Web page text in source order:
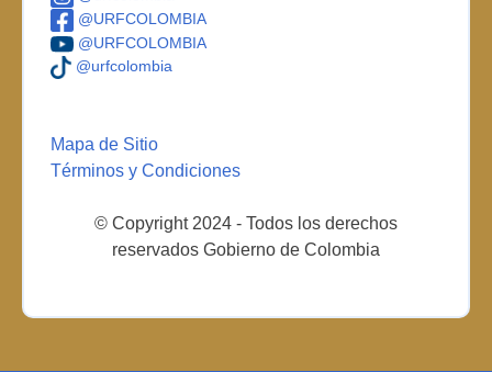
@URFCOLOMBIA
@URFCOLOMBIA
@urfcolombia
Mapa de Sitio
Términos y Condiciones
© Copyright 2024 - Todos los derechos
reservados Gobierno de Colombia